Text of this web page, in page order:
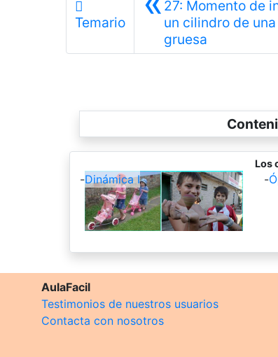
Temario
27: Momento de
un cilindro de
gruesaAnterior
Los
-Dinámica I -
AulaFacil
Testimonios de nuestros usuarios
Contacta con nosotros